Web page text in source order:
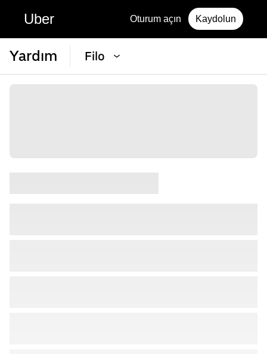
Uber Oturum açın Kaydolun
Yardım Filo